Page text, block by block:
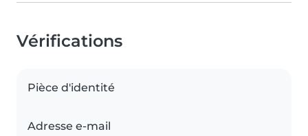
Vérifications
Pièce d'identité
Adresse e-mail